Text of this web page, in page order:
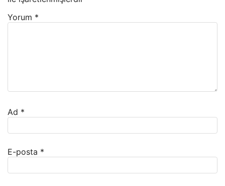
Yorum *
Ad *
E-posta *